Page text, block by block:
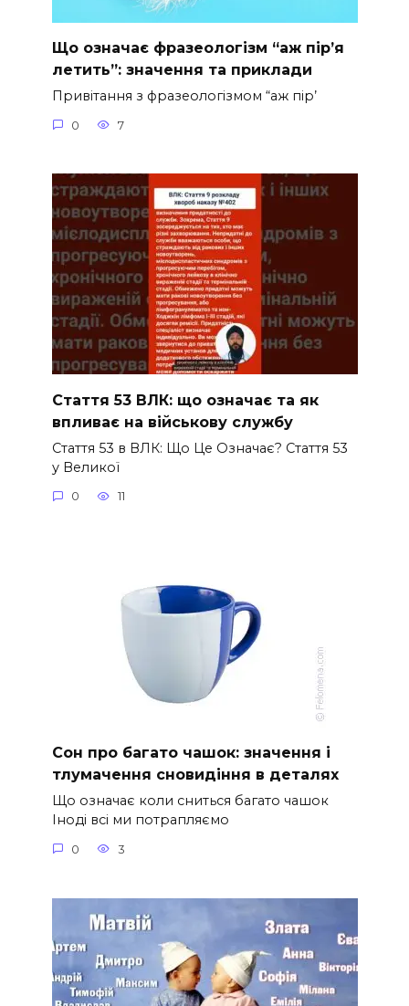
Що означає фразеологізм “аж пір’я
летить”: значення та приклади
Привітання з фразеологізмом “аж пір’
0 7
Стаття 53 ВЛК: що означає та як
впливає на військову службу
Стаття 53 в ВЛК: Що Це Означає? Стаття 53
у Великої
0 11
Сон про багато чашок: значення і
тлумачення сновидіння в деталях
Що означає коли сниться багато чашок
Іноді всі ми потрапляємо
0 3